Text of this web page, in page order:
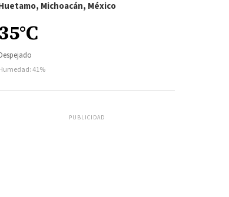
Michoacán, México
41%
PUBLICIDAD